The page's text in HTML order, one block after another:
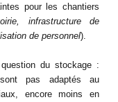
pour les chantiers
infrastructure de
de personnel).
du stockage :
pas adaptés au
encore moins en